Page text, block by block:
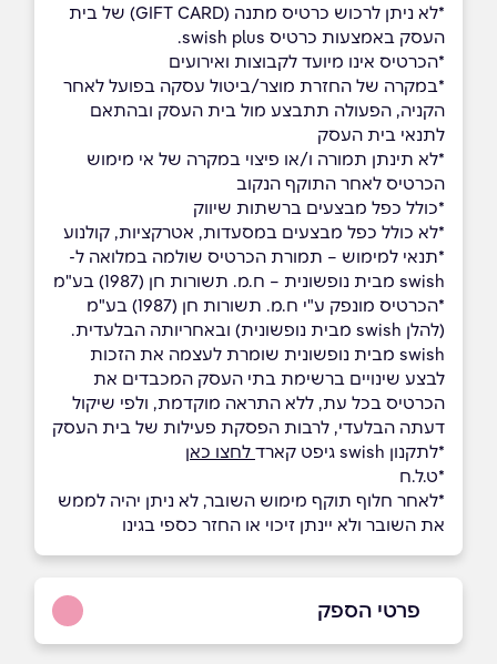
*לא ניתן לרכוש כרטיס מתנה (GIFT CARD) של בית
העסק באמצעות כרטיס swish plus.
*הכרטיס אינו מיועד לקבוצות ואירועים
*במקרה של החזרת מוצר/ביטול עסקה בפועל לאחר
הקניה, הפעולה תתבצע מול בית העסק ובהתאם
לתנאי בית העסק
*לא תינתן תמורה ו/או פיצוי במקרה של אי מימוש
הכרטיס לאחר התוקף הנקוב
*כולל כפל מבצעים ברשתות שיווק
*לא כולל כפל מבצעים במסעדות, אטרקציות, קולנוע
*תנאי למימוש – תמורת הכרטיס שולמה במלואה ל-
swish מבית נופשונית – ח.מ. תשורות חן (1987) בע"מ
*הכרטיס מונפק ע"י ח.מ. תשורות חן (1987) בע"מ
(להלן swish מבית נופשונית) ובאחריותה הבלעדית.
swish מבית נופשונית שומרת לעצמה את הזכות
לבצע שינויים ברשימת בתי העסק המכבדים את
הכרטיס בכל עת, ללא התראה מוקדמת, ולפי שיקול
דעתה הבלעדי, לרבות הפסקת פעילות של בית העסק
*לתקנון swish גיפט קארד
לחצו כאן
*ט.ל.ח
*לאחר חלוף תוקף מימוש השובר, לא ניתן יהיה לממש
את השובר ולא יינתן זיכוי או החזר כספי בגינו
פרטי הספק